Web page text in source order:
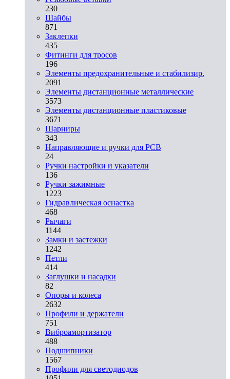
230
Шайбы
871
Заклепки
435
Фитинги для тросов
196
Элементы предохранительные и стабилизир.
2091
Элементы дистанционные металлические
3573
Элементы дистанционные пластиковые
3671
Шарниры
343
Направляющие и ручки для PCB
24
Ручки настройки и указатели
136
Ручки зажимные
1223
Гидравлическая оснастка
468
Рычаги
1144
Замки и застежки
1242
Петли
414
Заглушки и насадки
82
Опоры и колеса
2632
Профили и держатели
751
Виброамортизатор
488
Подшипники
1567
Профили для светодиодов